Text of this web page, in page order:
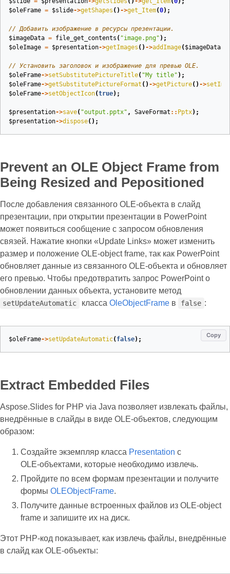
$oleFrame = $slide->getShapes () ->get_Item(0);
// Добавить изображение в ресурсы презентации.
$imageData = file_get_contents ( "image.png" );
$oleImage = $presentation->getImages () ->addImage( $imageData
// Установить заголовок и изображение для превью OLE.
$oleFrame->setSubstitutePictureTitle( "My title" );
$oleFrame->getSubstitutePictureFormat () ->getPicture() ->
$oleFrame->setObjectIcon(true);
$presentation->save( "output.pptx" , SaveFormat :: Pptx);
$presentation->dispose();
Prevent an OLE Object Frame from
Being Resized and Pepositioned
После добавления связанного OLE‑объекта в слайд
презентации, при открытии презентации в PowerPoint
может появиться сообщение с запросом обновления
связей. Нажатие кнопки «Update Links» может изменить
размер и положение OLE‑object frame, так как PowerPoint
обновляет данные из связанного OLE‑объекта и обновляет
его превью. Чтобы предотвратить запрос PowerPoint о
обновлении данных объекта, установите метод
setUpdateAutomatic класса OleObjectFrameв false :
Copy
$oleFrame->setUpdateAutomatic( false);
Extract Embedded Files
Aspose.Slides for PHP via Java позволяет извлекать файлы,
внедрённые в слайды в виде OLE‑объектов, следующим
образом:
Создайте экземпляр класса Presentation с
OLE‑объектами, которые необходимо извлечь.
Пройдите по всем формам презентации и получите
формы OLEObjectFrame.
Получите данные встроенных файлов из OLE‑object
frame и запишите их на диск.
Этот PHP‑код показывает, как извлечь файлы, внедрённые
в слайд как OLE‑объекты: